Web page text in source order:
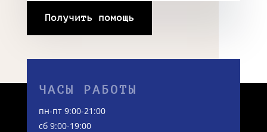
Получить помощь
ЧАСЫ РАБОТЫ
пн-пт 9:00-21:00
сб 9:00-19:00